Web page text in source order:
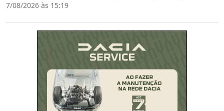
7/08/2026 às 15:19